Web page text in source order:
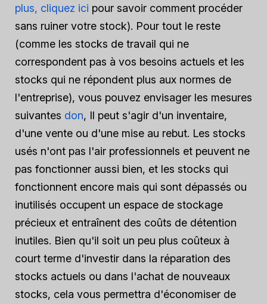
plus, cliquez ici pour savoir comment procéder
sans ruiner votre stock). Pour tout le reste
(comme les stocks de travail qui ne
correspondent pas à vos besoins actuels et les
stocks qui ne répondent plus aux normes de
l'entreprise), vous pouvez envisager les mesures
suivantes don, Il peut s'agir d'un inventaire,
d'une vente ou d'une mise au rebut. Les stocks
usés n'ont pas l'air professionnels et peuvent ne
pas fonctionner aussi bien, et les stocks qui
fonctionnent encore mais qui sont dépassés ou
inutilisés occupent un espace de stockage
précieux et entraînent des coûts de détention
inutiles. Bien qu'il soit un peu plus coûteux à
court terme d'investir dans la réparation des
stocks actuels ou dans l'achat de nouveaux
stocks, cela vous permettra d'économiser de